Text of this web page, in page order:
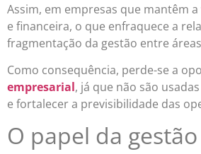
Assim, em empresas que mantêm
e financeira, o que enfraquece a
fragmentação da gestão entre
Como consequência, perde-se a
empresarial, já que não são
e fortalecer a previsibilidade das
O papel da